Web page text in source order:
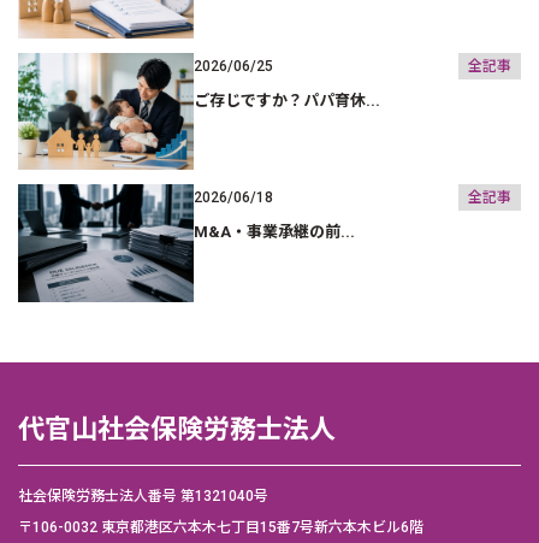
2026/06/25 全記事
ご存じですか？パパ育休...
2026/06/18 全記事
M&A・事業承継の前...
代官山社会保険労務士法人
社会保険労務士法人番号 第1321040号
〒106-0032 東京都港区六本木七丁目15番7号新六本木ビル6階